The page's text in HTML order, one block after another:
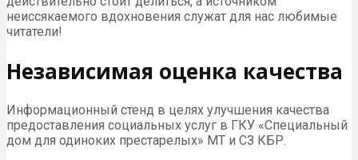
неиссякаемого вдохновения служат для нас любимые
читатели!
Независимая оценка качества
Информационный стенд в целях улучшения качества
предоставления социальных услуг в ГКУ «Специальный
дом для одиноких престарелых» МТ и СЗ КБР.